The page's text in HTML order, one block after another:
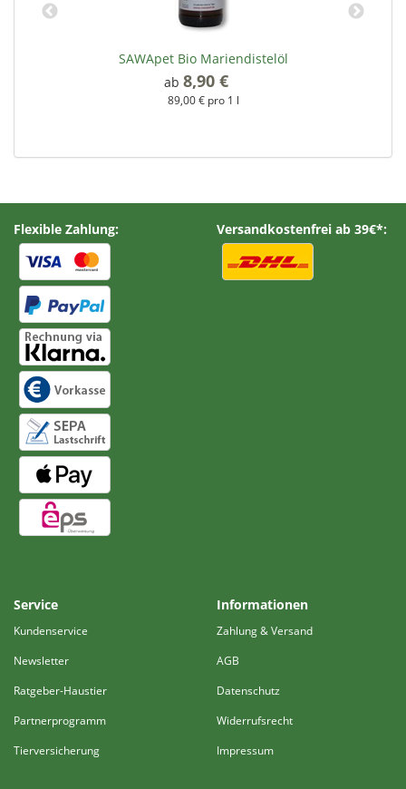
SAWApet Bio Mariendistelöl
ab 8,90 €
89,00 € pro 1 l
Flexible Zahlung: Versandkostenfrei ab 39€*:
Service
Kundenservice
Newsletter
Ratgeber-Haustier
Partnerprogramm
Tierversicherung
Informationen
Zahlung & Versand
AGB
Datenschutz
Widerrufsrecht
Impressum